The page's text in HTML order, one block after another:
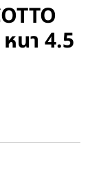
นา 4.5